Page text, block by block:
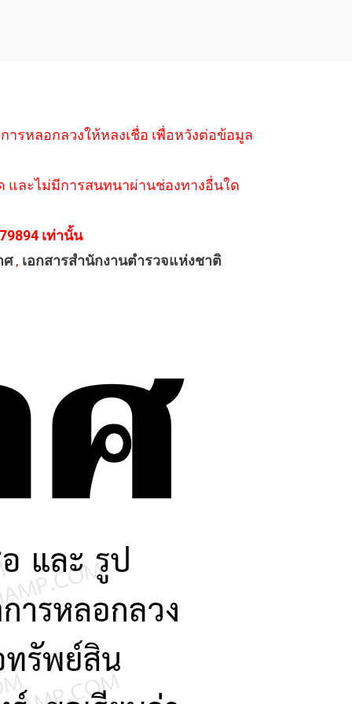
รหลอกลวงให้หลงเชื่อ เพื่อหวังต่อข้อมูล
และไม่มีการสนทนาผ่านช่องทางอื่นใด
เท่านั้น
ศ, เอกสารสำนักงานตำรวจแห่งชาติ